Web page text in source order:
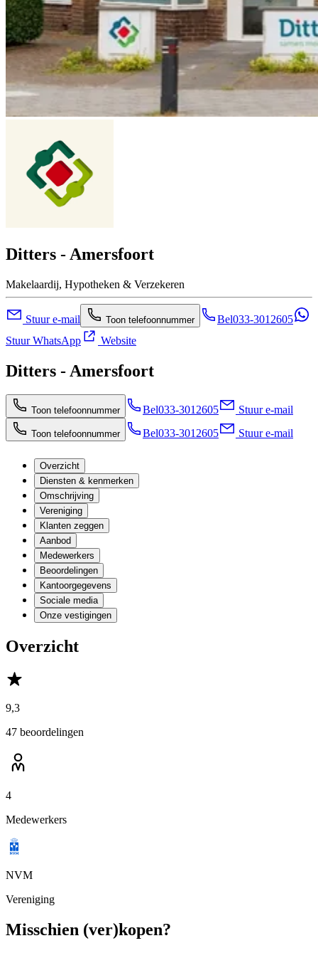
Ditters - Amersfoort
Makelaardij, Hypotheken & Verzekeren
Stuur e-mail Toon telefoonnummer Bel033-3012605
Stuur WhatsApp
Website
Ditters - Amersfoort
Toon telefoonnummer Bel033-3012605 Stuur e-mail
Toon telefoonnummer Bel033-3012605 Stuur e-mail
Overzicht
Diensten & kenmerken
Omschrijving
Vereniging
Klanten zeggen
Aanbod
Medewerkers
Beoordelingen
Kantoorgegevens
Sociale media
Onze vestigingen
Overzicht
9,3
47 beoordelingen
4
Medewerkers
NVM
Vereniging
Misschien (ver)kopen?